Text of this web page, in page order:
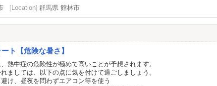
[Location] 群馬県 館林市
ト【危険な暑さ】
熱中症の危険性が極めて高いことが予想されます。
ましては、以下の点に気を付けて過ごしましょう。
け、昼夜を問わずエアコン等を使う